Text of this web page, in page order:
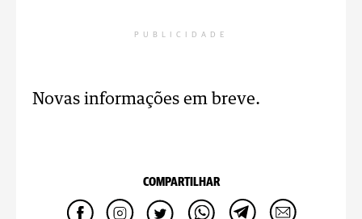
PUBLICIDADE
Novas informações em breve.
COMPARTILHAR